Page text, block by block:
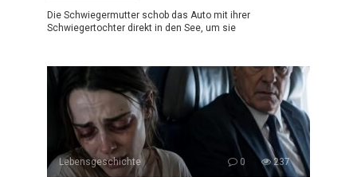
Die Schwiegermutter schob das Auto mit ihrer
Schwiegertochter direkt in den See, um sie
Lebensgeschichte 0 237